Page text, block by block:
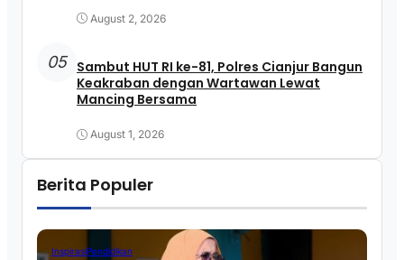
August 2, 2026
05 Sambut HUT RI ke-81, Polres Cianjur Bangun
Keakraban dengan Wartawan Lewat
Mancing Bersama
August 1, 2026
Berita Populer
InspirasiPendidikan